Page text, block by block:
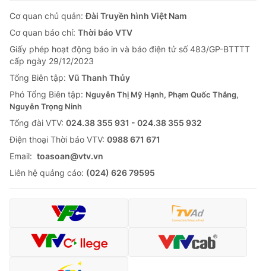
Cơ quan chủ quản:Đài Truyền hình Việt Nam
Cơ quan báo chí: Thời báo VTV
Giấy phép hoạt động báo in và báo điện tử số 483/GP-BTTTT
cấp ngày 29/12/2023
Tổng Biên tập: Vũ Thanh Thủy
Phó Tổng Biên tập: Nguyễn Thị Mỹ Hạnh, Phạm Quốc Thắng,
Nguyễn Trọng Ninh
Tổng đài VTV: 024.38 355 931 - 024.38 355 932
Ðiện thoại Thời báo VTV: 0988 671 671
Email: toasoan@vtv.vn
Liên hệ quảng cáo: (024) 626 79595